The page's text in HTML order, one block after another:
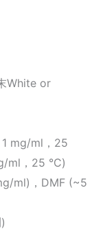
White or
mg/ml，25
ml，25 °C)
ml)，DMF (~5